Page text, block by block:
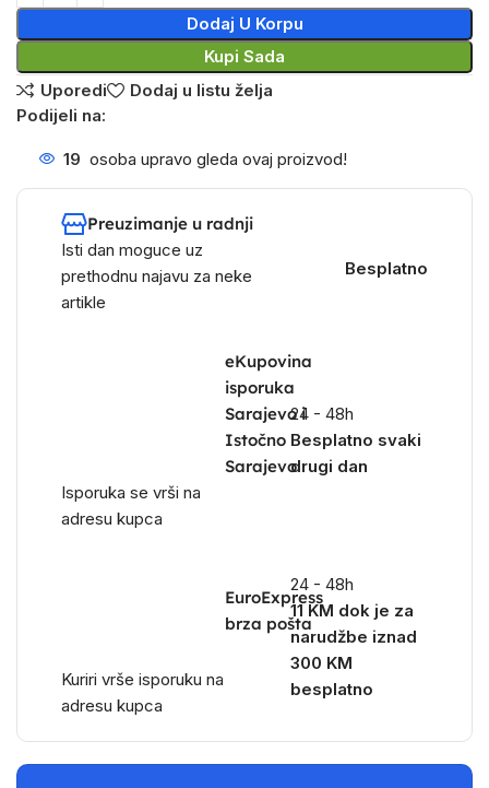
Dodaj U Korpu
Kupi Sada
Uporedi
Dodaj u listu želja
Podijeli na:
19 osoba upravo gleda ovaj proizvod!
Preuzimanje u radnji
Isti dan moguce uz
prethodnu najavu za neke
artikle
Besplatno
eKupovina
isporuka
Sarajevo i
Istočno
Sarajevo
Isporuka se vrši na
adresu kupca
24 - 48h
Besplatno svaki
drugi dan
EuroExpress
brza pošta
Kuriri vrše isporuku na
adresu kupca
24 - 48h
11 KM dok je za
narudžbe iznad
300 KM
besplatno